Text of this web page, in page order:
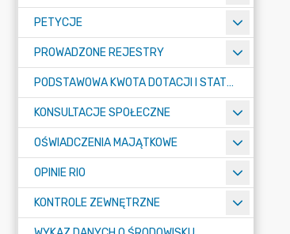
PETYCJE
PROWADZONE REJESTRY
PODSTAWOWA KWOTA DOTACJI I STATYSTYCZNA LICZBA UCZNIÓW
KONSULTACJE SPOŁECZNE
OŚWIADCZENIA MAJĄTKOWE
OPINIE RIO
KONTROLE ZEWNĘTRZNE